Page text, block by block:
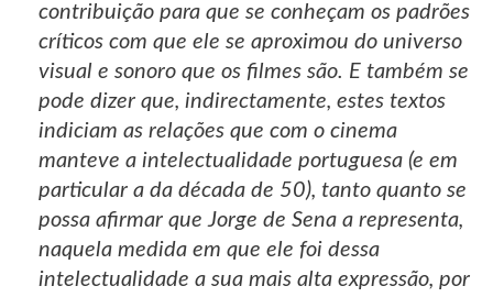
contribuição para que se conheçam os padrões
críticos com que ele se aproximou do universo
visual e sonoro que os filmes são. E também se
pode dizer que, indirectamente, estes textos
indiciam as relações que com o cinema
manteve a intelectualidade portuguesa (e em
particular a da década de 50), tanto quanto se
possa afirmar que Jorge de Sena a representa,
naquela medida em que ele foi dessa
intelectualidade a sua mais alta expressão, por